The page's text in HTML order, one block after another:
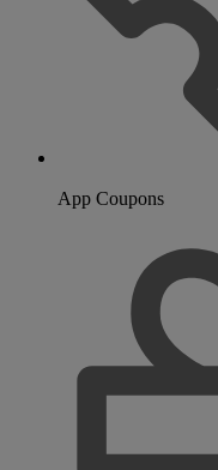
App Coupons